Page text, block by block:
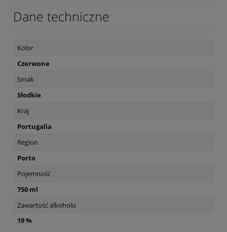
Dane techniczne
Kolor
Czerwone
Smak
Słodkie
Kraj
Portugalia
Region
Porto
Pojemność
750 ml
Zawartość alkoholu
19 %